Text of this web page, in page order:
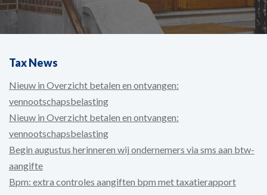
Tax News
Nieuw in Overzicht betalen en ontvangen:
vennootschapsbelasting
Nieuw in Overzicht betalen en ontvangen:
vennootschapsbelasting
Begin augustus herinneren wij ondernemers via sms aan btw-
aangifte
Bpm: extra controles aangiften bpm met taxatierapport